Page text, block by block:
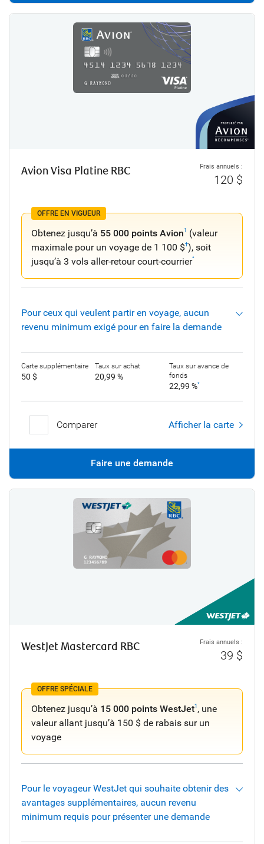
Avion Visa Platine RBC Frais annuels :
120 $
OFFRE EN VIGUEUR
Obtenez jusqu’à 55 000 points Avion1
(valeur
maximale pour un voyage de 1 100 $†), soit
jusqu’à 3 vols aller-retour court-courrier^
Pour ceux qui veulent partir en voyage, aucun
revenu minimum exigé pour en faire la demande
Carte supplémentaire
50 $
Taux sur achat
20,99 %
Taux sur avance de
fonds
22,99 %*
Comparer Afficher la carte
Faire une demande
WestJet Mastercard RBC Frais annuels :
39 $
OFFRE SPÉCIALE
Obtenez jusqu’à 15 000 points WestJet1 , une
valeur allant jusqu’à 150 $ de rabais sur un
voyage
Pour le voyageur WestJet qui souhaite obtenir des
avantages supplémentaires, aucun revenu
minimum requis pour présenter une demande